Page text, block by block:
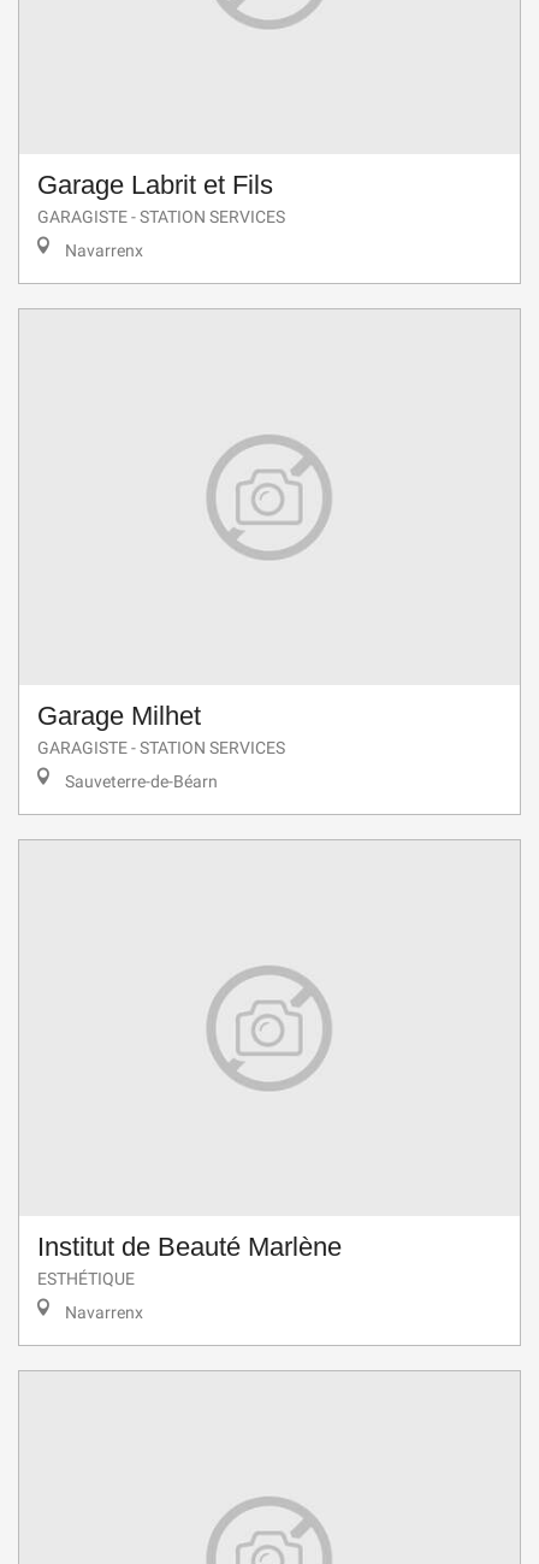
Garage Labrit et Fils
GARAGISTE - STATION SERVICES
Navarrenx
Garage Milhet
GARAGISTE - STATION SERVICES
Sauveterre-de-Béarn
Institut de Beauté Marlène
ESTHÉTIQUE
Navarrenx